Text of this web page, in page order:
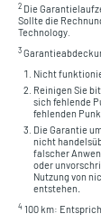
2 Die
Sollte die
Technology.
3
Nicht
Reinigen Sie
sich fehlende
fehlenden
Die Garantie
nicht
falscher
oder
Nutzung von
entstehen.
4 100 km: